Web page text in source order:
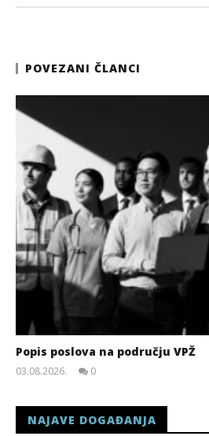
POVEZANI ČLANCI
Popis poslova na području VPŽ
03.08.2026.
0
NAJAVE DOGAĐANJA